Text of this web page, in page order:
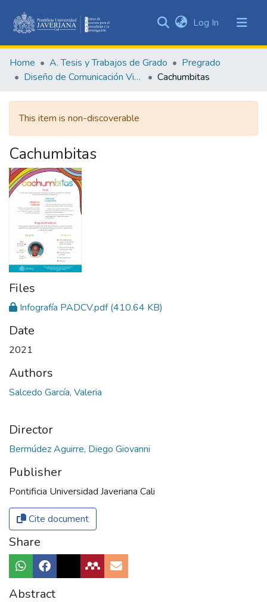
&
Collections
Statistics
Log In (current)
Home A. Tesis y Trabajos de Grado
Pregrado
Diseño de Comunicación Visual
Cachumbitas
This item is non-discoverable
Cachumbitas
Files
Infografía PADCV.pdf(410.64 KB)
Date
2021
Authors
Salcedo García, Valeria
Director
Bermúdez Aguirre, Diego Giovanni
Publisher
Pontificia Universidad Javeriana Cali
Cite document
Share
Abstract